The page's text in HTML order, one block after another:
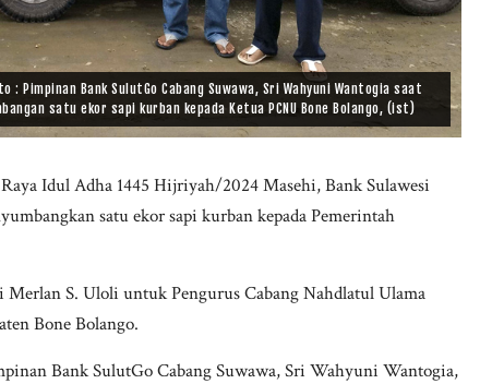
: Pimpinan Bank SulutGo Cabang Suwawa, Sri Wahyuni Wantogia saat
satu ekor sapi kurban kepada Ketua PCNU Bone Bolango, (ist)
Idul Adha 1445 Hijriyah/2024 Masehi, Bank Sulawesi
satu ekor sapi kurban kepada Pemerintah
S. Uloli untuk Pengurus Cabang Nahdlatul Ulama
Bone Bolango.
Bank SulutGo Cabang Suwawa, Sri Wahyuni Wantogia,